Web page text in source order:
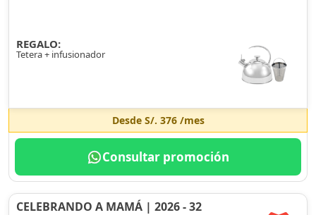
REGALO:
Tetera + infusionador
Desde S/. 376/mes
Consultar promoción
CELEBRANDO A MAMÁ | 2026 - 32